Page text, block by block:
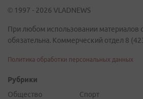
© 1997 - 2026 VLADNEWS
При любом использовании материалов
обязательна. Коммерческий отдел 8
Политика обработки персональных данных
Рубрики
Общество
Спорт